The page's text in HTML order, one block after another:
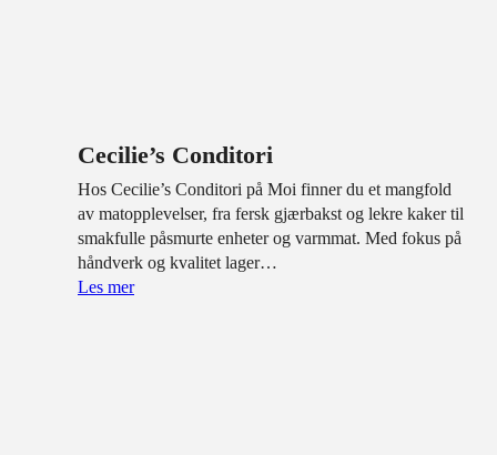
Cecilie’s Conditori
Hos Cecilie’s Conditori på Moi finner du et mangfold
av matopplevelser, fra fersk gjærbakst og lekre kaker til
smakfulle påsmurte enheter og varmmat. Med fokus på
håndverk og kvalitet lager…
Les mer